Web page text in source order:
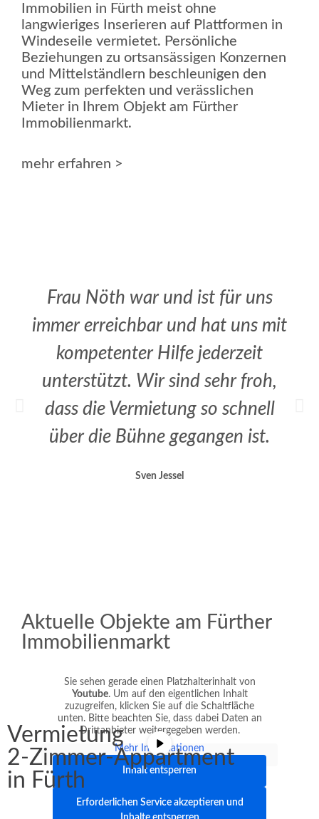
Immobilien in Fürth meist ohne
langwieriges Inserieren auf Plattformen in
Windeseile vermietet. Persönliche
Beziehungen zu ortsansässigen Konzernen
und Mittelständlern beschleunigen den
Weg zum perfekten und verässlichen
Mieter in Ihrem Objekt am Fürther
Immobilienmarkt.
mehr erfahren >
Frau Nöth war und ist für uns
immer erreichbar und hat uns mit
kompetenter Hilfe jederzeit
unterstützt. Wir sind sehr froh,
dass die Vermietung so schnell
über die Bühne gegangen ist.
Sven Jessel
Aktuelle Objekte am Fürther
Immobilienmarkt
Sie sehen gerade einen Platzhalterinhalt von
Youtube. Um auf den eigentlichen Inhalt
zuzugreifen, klicken Sie auf die Schaltfläche
unten. Bitte beachten Sie, dass dabei Daten an
Drittanbieter weitergegeben werden.
Mehr Informationen
Inhalt entsperren
Erforderlichen Service akzeptieren und
Vermietung
2-Zimmer-Appartment
in Fürth